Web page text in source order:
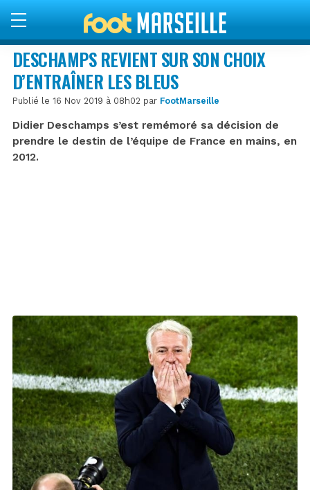
DESCHAMPS REVIENT SUR SON CHOIX
D’ENTRAÎNER LES BLEUS
Publié le 16 Nov 2019 à 08h02 par FootMarseille
Didier Deschamps s’est remémoré sa décision de
prendre le destin de l’équipe de France en mains, en
2012.